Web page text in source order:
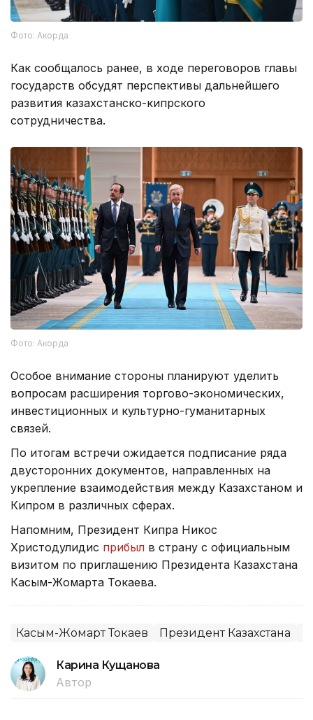
Фото: Акорда
Как сообщалось ранее, в ходе переговоров главы
государств обсудят перспективы дальнейшего
развития казахстанско-кипрского
сотрудничества.
Фото: Акорда
Особое внимание стороны планируют уделить
вопросам расширения торгово-экономических,
инвестиционных и культурно-гуманитарных
связей.
По итогам встречи ожидается подписание ряда
двусторонних документов, направленных на
укрепление взаимодействия между Казахстаном и
Кипром в различных сферах.
Напомним, Президент Кипра Никос
Христодулидис прибыл в страну с официальным
визитом по приглашению Президента Казахстана
Касым-Жомарта Токаева.
Касым-Жомарт Токаев Президент Казахстана
Карина Кущанова
Автор